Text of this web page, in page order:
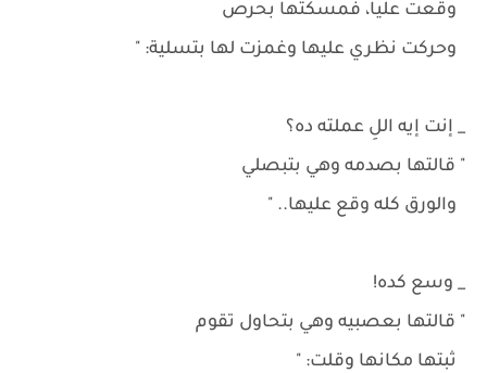
وقعت عليا، فمسكتها بحرص
وحركت نظري عليها وغمزت لها بتسلية: "
_ إنت إيه اللِ عملته ده؟
" قالتها بصدمه وهي بتبصلي
والورق كله وقع عليها.. "
_ وسع كده!
" قالتها بعصبيه وهي بتحاول تقوم
ثبتها مكانها وقلت: "